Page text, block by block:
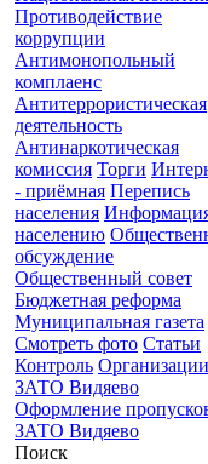
Противодействие
коррупции
Антимонопольный
комплаенс
Антитеррористическая
деятельность
Антинаркотическая
комиссия Торги
- приёмная Перепись
населения
населению
обсуждение
Общественный совет
Бюджетная реформа
Муниципальная газета
Смотреть фото Статьи
Контроль Организации
ЗАТО Видяево
Оформление
ЗАТО Видяево
Поиск